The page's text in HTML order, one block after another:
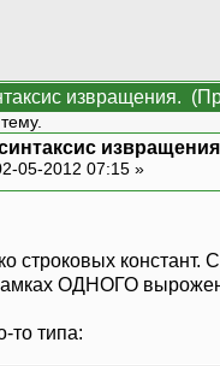
извращения.
05-2012 07:15 »
строковых
ОДНОГО
то типа: